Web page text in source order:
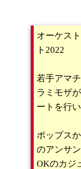
オーケス
ト2022
若手アマ
ラミモザ
ートを行
ポップス
のアンサ
OKのカジ